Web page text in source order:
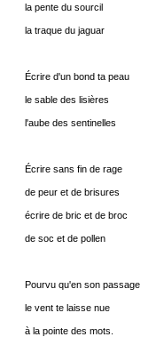
la pente du sourcil
la traque du jaguar
Écrire d'un bond ta peau
le sable des lisières
l'aube des sentinelles
Écrire sans fin de rage
de peur et de brisures
écrire de bric et de broc
de soc et de pollen
Pourvu qu'en son passage
le vent te laisse nue
à la pointe des mots.